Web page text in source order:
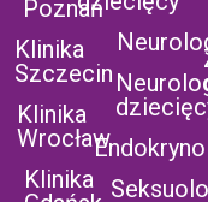
Poznań
Klinika
Szczecin
Klinika
Wrocław
Klinika